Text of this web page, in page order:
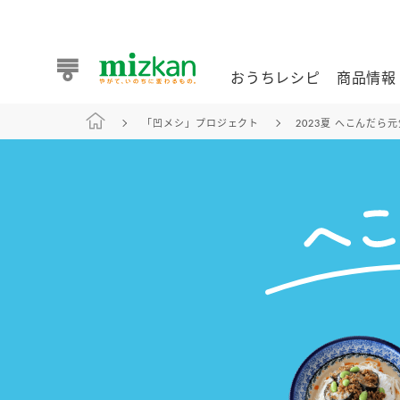
おうちレシピ
おうちレシピ
商品情報
商品情報 トップ
企業情報 トップ
お客様相談センター トップ
ミツカン公式通販
「凹メシ」プロジェクト 2023夏 へこんだら